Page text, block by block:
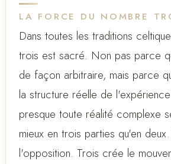
LA FORCE DU NOMBRE
Dans toutes les traditions
trois est sacré. Non pas parce
de façon arbitraire, mais parce
la structure réelle de l'expérience
presque toute réalité complexe
mieux en trois parties qu'en
l'opposition. Trois crée le